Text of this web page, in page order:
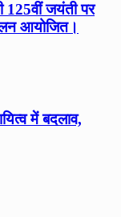
125वीं जयंती पर
आयोजित।
में बदलाव,